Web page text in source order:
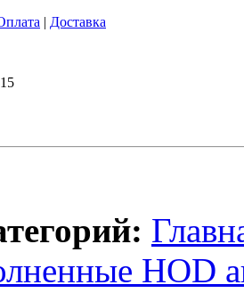
| Доставка
HOD